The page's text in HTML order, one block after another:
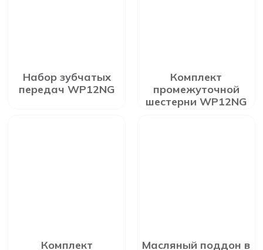
Набор зубчатых
передач WP12NG
Комплект
промежуточной
шестерни WP12NG
Комплект Масляный поддон в